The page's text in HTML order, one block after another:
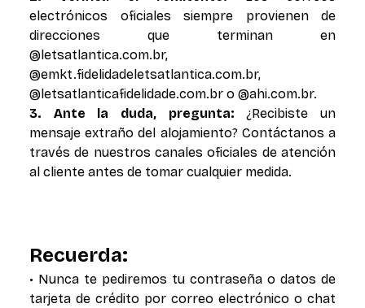
electrónicos oficiales siempre provienen de
direcciones que terminan en
@letsatlantica.com.br,
@emkt.fidelidadeletsatlantica.com.br,
@letsatlanticafidelidade.com.br o @ahi.com.br.
3. Ante la duda, pregunta: ¿Recibiste un
mensaje extraño del alojamiento? Contáctanos a
través de nuestros canales oficiales de atención
al cliente antes de tomar cualquier medida.
Recuerda:
• Nunca te pediremos tu contraseña o datos de
tarjeta de crédito por correo electrónico o chat